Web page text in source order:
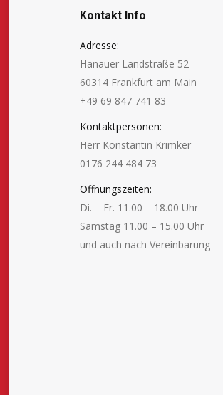
Kontakt Info
Adresse:
Hanauer Landstraße 52
60314 Frankfurt am Main
+49 69 847 741 83
Kontaktpersonen:
Herr Konstantin Krimker
0176 244 484 73
Öffnungszeiten:
Di. – Fr. 11.00 – 18.00 Uhr
Samstag 11.00 – 15.00 Uhr
und auch nach Vereinbarung